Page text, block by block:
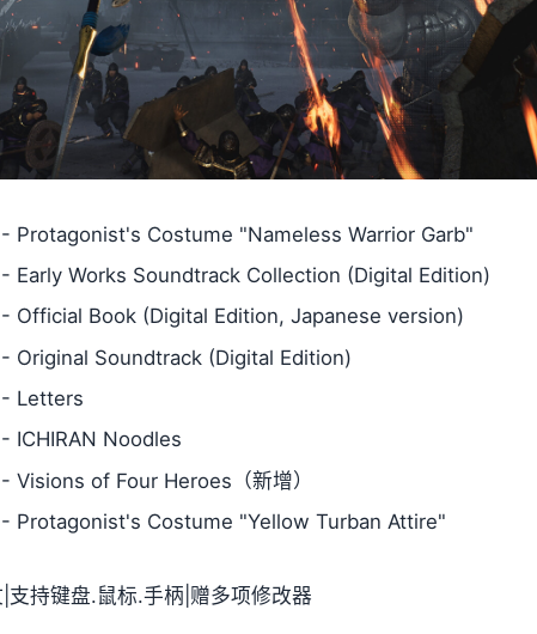
- Protagonist's Costume "Nameless Warrior Garb"
- Early Works Soundtrack Collection (Digital Edition)
- Official Book (Digital Edition, Japanese version)
- Original Soundtrack (Digital Edition)
- Letters
ICHIRAN Noodles
Visions of Four Heroes（新增）
- Protagonist's Costume "Yellow Turban Attire"
持键盘.鼠标.手柄|赠多项修改器